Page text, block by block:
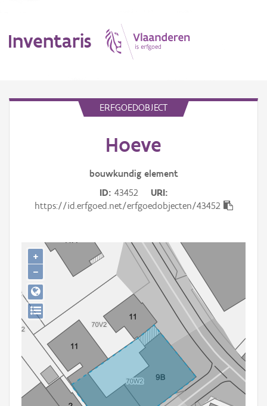
Inventaris
Gebeurtenis
Persoon of collectief
Downloads
Hergebruik
Aanmelden
ERFGOEDOBJECT
Hoeve
bouwkundig element
ID 43452
URI
https://id.erfgoed.net/erfgoedobjecten/43452
+
−